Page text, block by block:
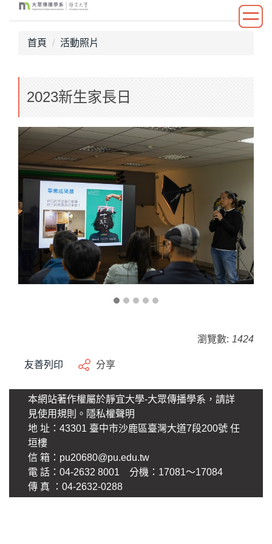
到
首頁 活動照片
2023新生家長日
瀏覽數: 1424
友善列印 分享
本網站著作權屬於靜宜大學-大眾傳播學系，請詳
見使用規則。 隱私權聲明
地 址：43301 臺中市沙鹿區臺灣大道7段200號 任
垣樓
信 箱： pu20680@pu.edu.tw
電 話：04-2632 8001 分機：17081～17084
傳 真 ：04-2632-0288